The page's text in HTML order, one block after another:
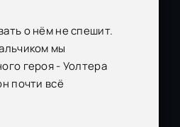
о нём не спешит.
мы
героя - Уолтера
почти всё